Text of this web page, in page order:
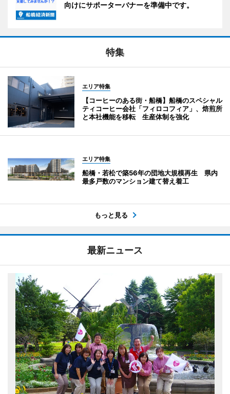
向けにサポーターバナーを準備中です。
特集
エリア特集
【コーヒーのある街・船橋】船橋のスペシャル
ティコーヒー会社「フィロコフィア」、焙煎所
と本社機能を移転 生産体制を強化
エリア特集
船橋・若松で築56年の団地大規模再生 県内
最多戸数のマンション建て替え着工
もっと見る
最新ニュース